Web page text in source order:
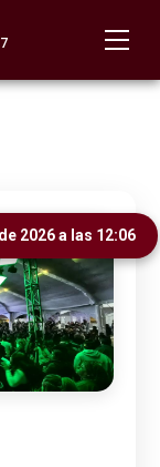
2026 a las 12:06